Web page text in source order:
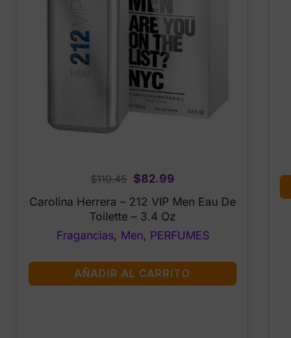
$110.45 Original
price
was:
$110.45.
$82.99
price
is:
$82.99.
Carolina Herrera – 212 VIP Men Eau De
Toilette – 3.4 Oz
Fragancias, Men, PERFUMES
AÑADIR AL CARRITO